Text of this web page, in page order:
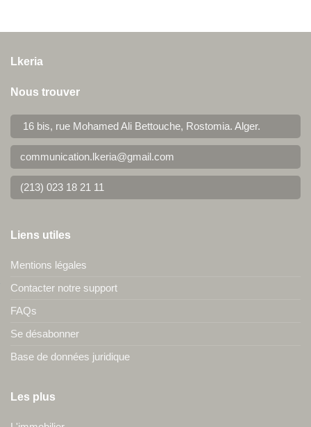
Lkeria
Nous trouver
16 bis, rue Mohamed Ali Bettouche, Rostomia. Alger.
communication.lkeria@gmail.com
(213) 023 18 21 11
Liens utiles
Mentions légales
Contacter notre support
FAQs
Se désabonner
Base de données juridique
Les plus